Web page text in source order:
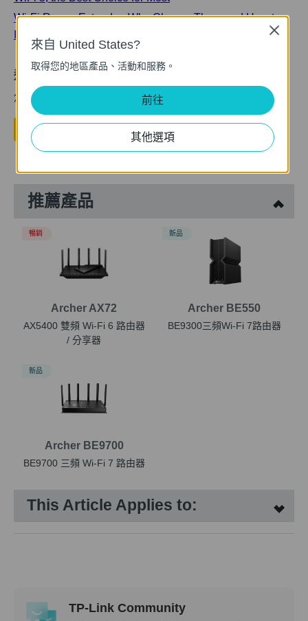
Wi-Fi Range Extender: Why Choose Them and How to
這篇faq是否有用?
您的反饋將幫助我們改善網站
推薦產品
Archer AX72
AX5400 雙頻 Wi-Fi 6 路由器
/ 分享器
暢銷
Archer BE550
BE9300三頻Wi-Fi 7路由器
新品
Archer BE9700
BE9700 三頻 Wi-Fi 7 路由器
新品
This Article Applies to:
TP-Link Community
來自 United States?
取得您的地區產品、活動和服務。
前往
其他選項
Close